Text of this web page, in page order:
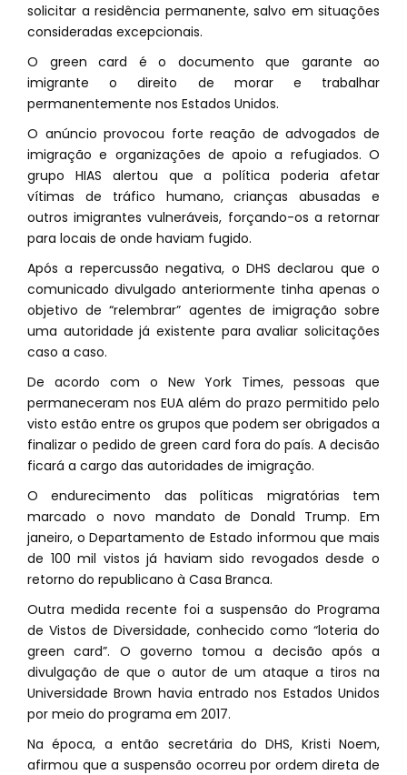
solicitar a residência permanente, salvo em situações
consideradas excepcionais.
O green card é o documento que garante ao
imigrante o direito de morar e trabalhar
permanentemente nos Estados Unidos.
O anúncio provocou forte reação de advogados de
imigração e organizações de apoio a refugiados. O
grupo HIAS alertou que a política poderia afetar
vítimas de tráfico humano, crianças abusadas e
outros imigrantes vulneráveis, forçando-os a retornar
para locais de onde haviam fugido.
Após a repercussão negativa, o DHS declarou que o
comunicado divulgado anteriormente tinha apenas o
objetivo de “relembrar” agentes de imigração sobre
uma autoridade já existente para avaliar solicitações
caso a caso.
De acordo com o New York Times, pessoas que
permaneceram nos EUA além do prazo permitido pelo
visto estão entre os grupos que podem ser obrigados a
finalizar o pedido de green card fora do país. A decisão
ficará a cargo das autoridades de imigração.
O endurecimento das políticas migratórias tem
marcado o novo mandato de Donald Trump. Em
janeiro, o Departamento de Estado informou que mais
de 100 mil vistos já haviam sido revogados desde o
retorno do republicano à Casa Branca.
Outra medida recente foi a suspensão do Programa
de Vistos de Diversidade, conhecido como “loteria do
green card”. O governo tomou a decisão após a
divulgação de que o autor de um ataque a tiros na
Universidade Brown havia entrado nos Estados Unidos
por meio do programa em 2017.
Na época, a então secretária do DHS, Kristi Noem,
afirmou que a suspensão ocorreu por ordem direta de